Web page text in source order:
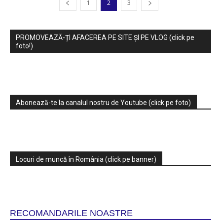
1 2 3
PROMOVEAZĂ-ȚI AFACEREA PE SITE ȘI PE VLOG (click pe
foto!)
Abonează-te la canalul nostru de Youtube (click pe foto)
Locuri de muncă în România (click pe banner)
RECOMANDARILE NOASTRE